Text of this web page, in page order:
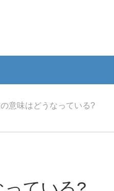
意味はどうなっている?